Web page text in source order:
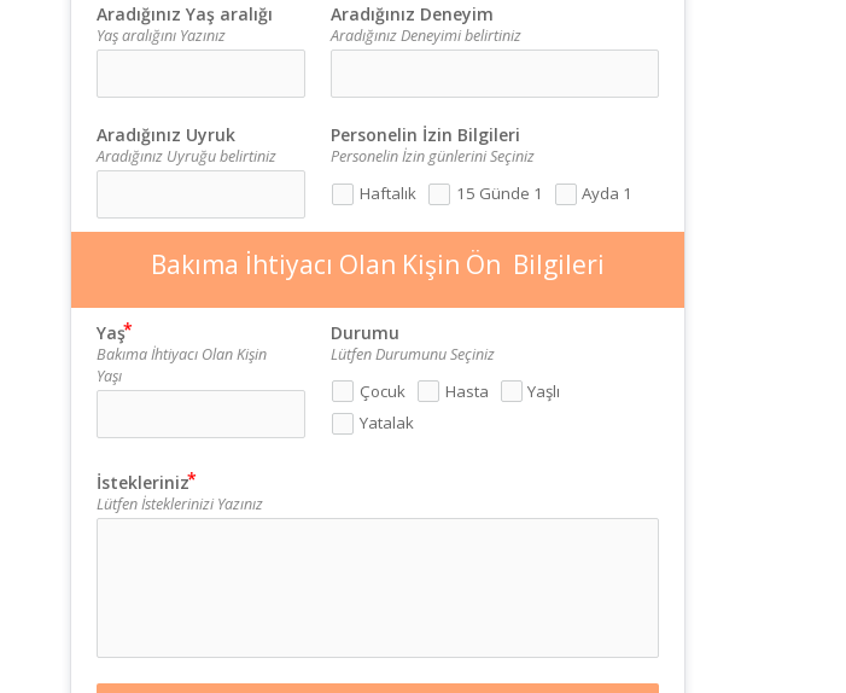
Aradığınız Yaş aralığı
Yaş aralığını Yazınız
Aradığınız Deneyim
Aradığınız Deneyimi belirtiniz
Aradığınız Uyruk
Aradığınız Uyruğu belirtiniz
Personelin İzin Bilgileri
Personelin İzin günlerini Seçiniz
Haftalık 15 Günde 1 Ayda 1
Bakıma İhtiyacı Olan Kişin Ön  Bilgileri
Yaş
Bakıma İhtiyacı Olan Kişin
Yaşı
Durumu
Lütfen Durumunu Seçiniz
Çocuk Hasta
Yaşlı
Yatalak
İstekleriniz
Lütfen İsteklerinizi Yazınız